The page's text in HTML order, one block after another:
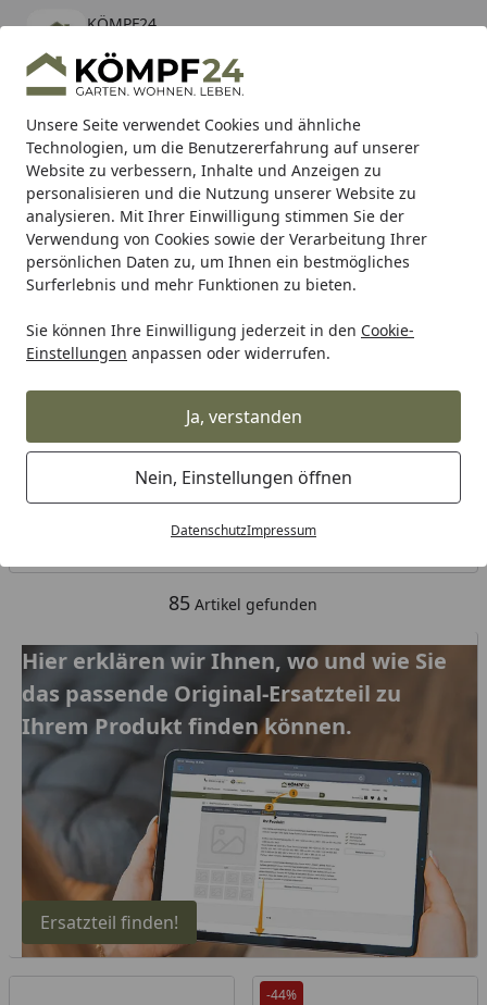
Unsere Seite verwendet Cookies und ähnliche
Technologien, um die Benutzererfahrung auf unserer
Website zu verbessern, Inhalte und Anzeigen zu
personalisieren und die Nutzung unserer Website zu
analysieren. Mit Ihrer Einwilligung stimmen Sie der
Verwendung von Cookies sowie der Verarbeitung Ihrer
persönlichen Daten zu, um Ihnen ein bestmögliches
Surferlebnis und mehr Funktionen zu bieten.
Sie können Ihre Einwilligung jederzeit in den Cookie-
Einstellungen anpassen oder widerrufen.
Ja, verstanden
Nein, Einstellungen öffnen
DatenschutzImpressum
KÖMPF24
kostenlos - Im App Store
Hotline
Alle Produkte
Mein Konto
Suchen
Karibu Pools inkl. gratis Sandfilteranlage & Pool-
Starterset (Gesamtwert bis 468,99€)
Startseite
Biohort Ersatzteile Highline
Ersatzteile für Biohort Highline
Ihre Artikelübersicht
Kategorien
85 Artikel gefunden
Hier erklären wir Ihnen, wo und wie Sie das passende
Hier erklären wir Ihnen, wo und wie Sie
das passende Original-Ersatzteil zu
Ihrem Produkt finden können.
Ersatzteil finden!
-44%